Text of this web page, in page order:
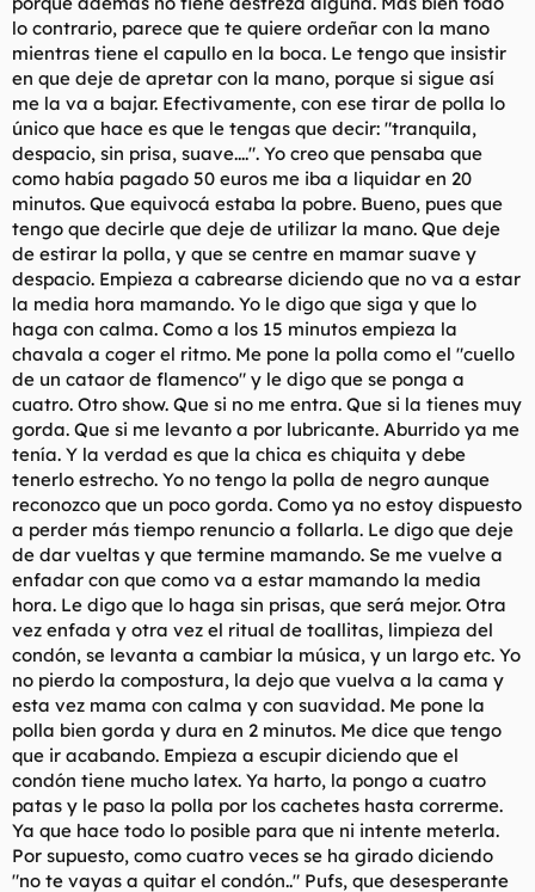
lo contrario, parece que te quiere ordeñar con la mano
mientras tiene el capullo en la boca. Le tengo que insistir
en que deje de apretar con la mano, porque si sigue así
me la va a bajar. Efectivamente, con ese tirar de polla lo
único que hace es que le tengas que decir: "tranquila,
despacio, sin prisa, suave....". Yo creo que pensaba que
como había pagado 50 euros me iba a liquidar en 20
minutos. Que equivocá estaba la pobre. Bueno, pues que
tengo que decirle que deje de utilizar la mano. Que deje
de estirar la polla, y que se centre en mamar suave y
despacio. Empieza a cabrearse diciendo que no va a estar
la media hora mamando. Yo le digo que siga y que lo
haga con calma. Como a los 15 minutos empieza la
chavala a coger el ritmo. Me pone la polla como el "cuello
de un cataor de flamenco" y le digo que se ponga a
cuatro. Otro show. Que si no me entra. Que si la tienes muy
gorda. Que si me levanto a por lubricante. Aburrido ya me
tenía. Y la verdad es que la chica es chiquita y debe
tenerlo estrecho. Yo no tengo la polla de negro aunque
reconozco que un poco gorda. Como ya no estoy dispuesto
a perder más tiempo renuncio a follarla. Le digo que deje
de dar vueltas y que termine mamando. Se me vuelve a
enfadar con que como va a estar mamando la media
hora. Le digo que lo haga sin prisas, que será mejor. Otra
vez enfada y otra vez el ritual de toallitas, limpieza del
condón, se levanta a cambiar la música, y un largo etc. Yo
no pierdo la compostura, la dejo que vuelva a la cama y
esta vez mama con calma y con suavidad. Me pone la
polla bien gorda y dura en 2 minutos. Me dice que tengo
que ir acabando. Empieza a escupir diciendo que el
condón tiene mucho latex. Ya harto, la pongo a cuatro
patas y le paso la polla por los cachetes hasta correrme.
Ya que hace todo lo posible para que ni intente meterla.
Por supuesto, como cuatro veces se ha girado diciendo
"no te vayas a quitar el condón.." Pufs, que desesperante